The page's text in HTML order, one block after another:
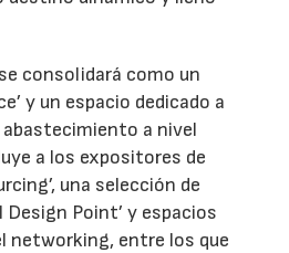
consolidará como un
y un espacio dedicado a
a nivel
a los expositores de
una selección de
Design Point’ y espacios
networking, entre los que